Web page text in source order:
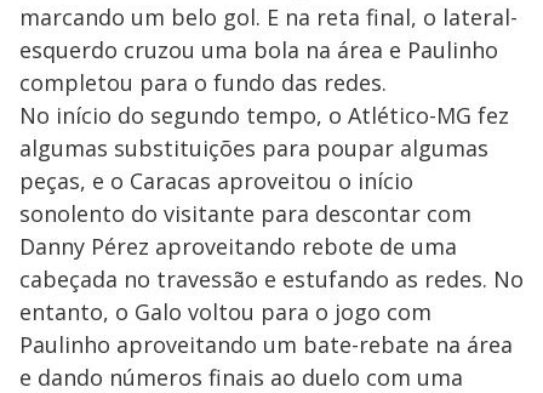
marcando um belo gol. E na reta final, o lateral-
esquerdo cruzou uma bola na área e Paulinho
completou para o fundo das redes.
No início do segundo tempo, o Atlético-MG fez
algumas substituições para poupar algumas
peças, e o Caracas aproveitou o início
sonolento do visitante para descontar com
Danny Pérez aproveitando rebote de uma
cabeçada no travessão e estufando as redes. No
entanto, o Galo voltou para o jogo com
Paulinho aproveitando um bate-rebate na área
e dando números finais ao duelo com uma